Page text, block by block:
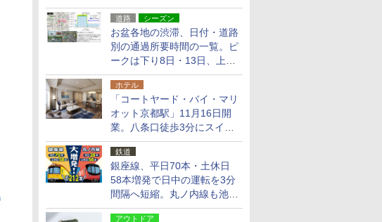
た20周年記念キャンペーン
道路 シーズン
お盆各地の渋滞、日付・道路
別の通過所要時間の一覧。ピ
ークは下り8日・13日、上り
14日・15日
ホテル
「コートヤード・バイ・マリ
オット京都駅」11月16日開
業。八条口徒歩3分にスイー
ト含む全270室、ダイニング
も併設
鉄道
銀座線、平日70本・土休日
58本増発で日中の運転を3分
間隔へ短縮。丸ノ内線も池袋
～中野坂上を4分間隔に
アウトドア